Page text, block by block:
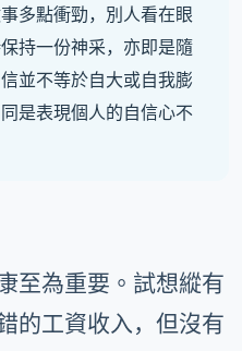
多點衝勁，別人看在眼
持一份神采，亦即是隨
並不等於自大或自我膨
是表現個人的自信心不
至為重要。 試想縱有
的工資收入，但沒有